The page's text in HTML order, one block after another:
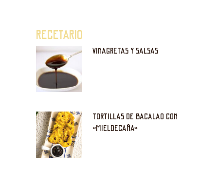
RECETARIO
VINAGRETAS Y SALSAS
TORTILLAS DE BACALAO CON
«MIELDECAÑA»